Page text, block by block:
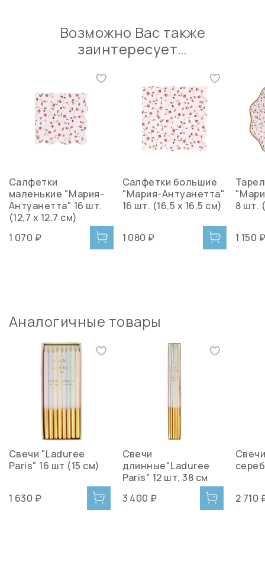
Возможно Вас также
заинтересует…
Салфетки
маленькие "Мария-
Антуанетта" 16 шт.
(12,7 x 12,7 см)
1 070 ₽
Салфетки большие
"Мария-Антуанетта"
16 шт. (16,5 x 16,5 см)
1 080 ₽
8 шт.
1 150
Аналогичные товары
Свечи "Laduree
Paris" 16 шт (15 см)
1 630 ₽
Свечи
длинные"Laduree
Paris" 12 шт, 38 см
3 400 ₽
2 710